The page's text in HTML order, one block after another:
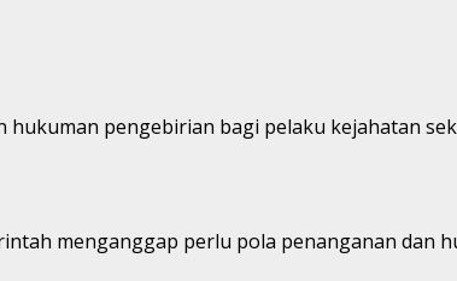
hukuman pengebirian bagi pelaku kejahatan
menganggap perlu pola penanganan dan